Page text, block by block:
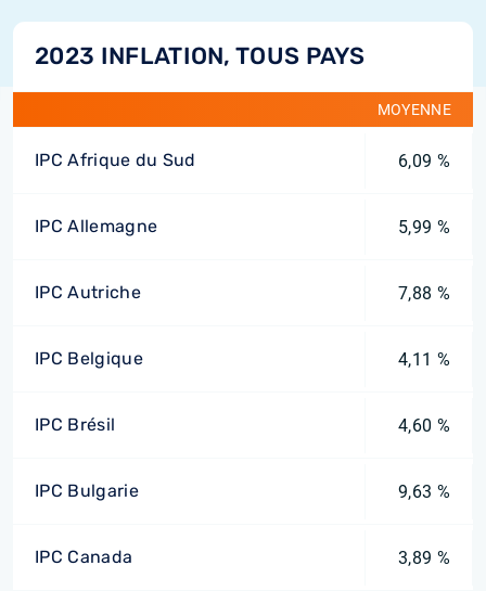
2023 INFLATION, TOUS PAYS
MOYENNE
IPC Afrique du Sud 6,09 %
IPC Allemagne 5,99 %
IPC Autriche 7,88 %
IPC Belgique 4,11 %
IPC Brésil 4,60 %
IPC Bulgarie 9,63 %
IPC Canada 3,89 %